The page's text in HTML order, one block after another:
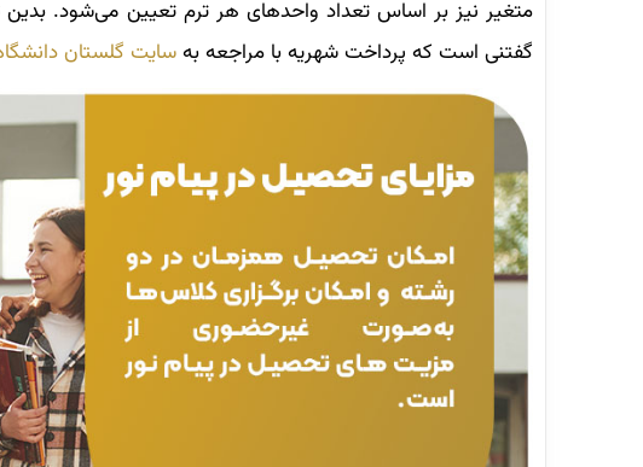
متغیر نیز بر اساس تعداد واحدهای هر ترم تعیین می‌شود.
گفتنی است که پرداخت شهریه با مراجعه بهسایت گلستان